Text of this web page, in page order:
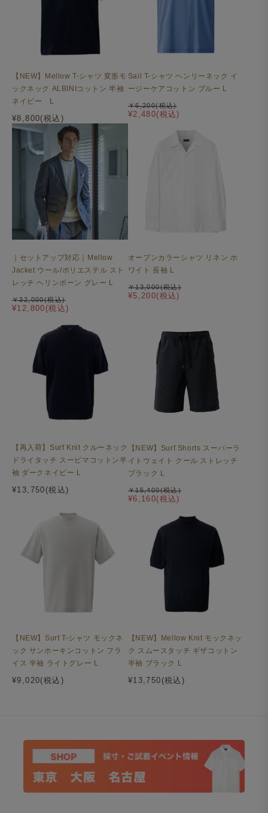
【NEW】Mellow T-シャツ 変形モ
ックネック ALBINIコットン 半袖
ネイビー L
¥8,800(税込)
Sail T-シャツ ヘンリーネック イ
ージーケアコットン ブルー L
¥2,480(税込)
￥6,200(税込)
｜セットアップ対応｜Mellow
Jacket ウール/ポリエステル スト
レッチ ヘリンボーン グレー L
¥12,800(税込)
￥32,000(税込)
オープンカラーシャツ リネン ホ
ワイト 長袖 L
¥5,200(税込)
￥13,000(税込)
【再入荷】Surf Knit クルーネック
ドライタッチ スーピマコットン半
袖 ダークネイビー L
¥13,750(税込)
【NEW】Surf Shorts スーパーラ
イトウェイト クール ストレッチ
ブラック L
¥6,160(税込)
￥15,400(税込)
【NEW】Surf T-シャツ モックネ
ック サンホーキンコットン フラ
イス 半袖 ライトグレー L
¥9,020(税込)
【NEW】Mellow Knit モックネッ
ク スムースタッチ ギザコットン
半袖 ブラック L
¥13,750(税込)